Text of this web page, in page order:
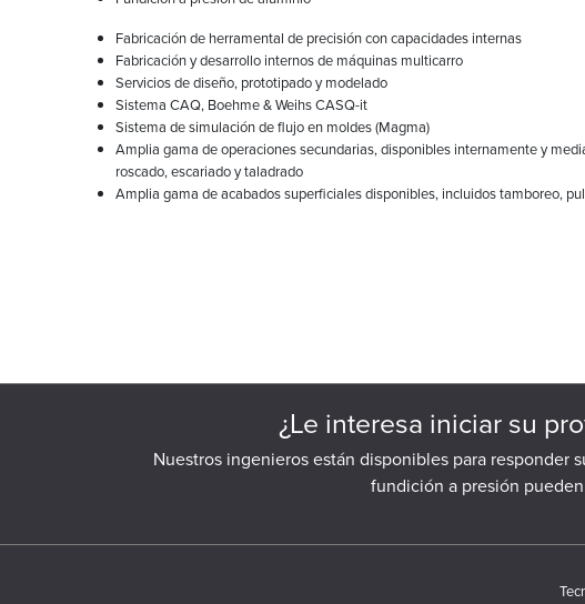
Fabricación de herramental de precisión con capacidades internas
Fabricación y desarrollo internos de máquinas multicarro
Servicios de diseño, prototipado y modelado
Sistema CAQ, Boehme & Weihs CASQ-it
Sistema de simulación de flujo en moldes (Magma)
Amplia gama de operaciones secundarias, disponibles internamente y
roscado, escariado y taladrado
Amplia gama de acabados superficiales disponibles, incluidos tamboreo,
¿Le interesa iniciar su
Nuestros ingenieros están disponibles para responder
fundición a presión